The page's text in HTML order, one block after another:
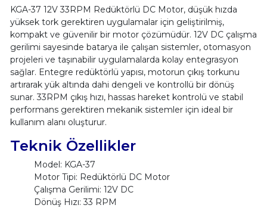
KGA-37 12V 33RPM Redüktörlü DC Motor, düşük hızda
yüksek tork gerektiren uygulamalar için geliştirilmiş,
kompakt ve güvenilir bir motor çözümüdür. 12V DC çalışma
gerilimi sayesinde batarya ile çalışan sistemler, otomasyon
projeleri ve taşınabilir uygulamalarda kolay entegrasyon
sağlar. Entegre redüktörlü yapısı, motorun çıkış torkunu
artırarak yük altında dahi dengeli ve kontrollü bir dönüş
sunar. 33RPM çıkış hızı, hassas hareket kontrolü ve stabil
performans gerektiren mekanik sistemler için ideal bir
kullanım alanı oluşturur.
Teknik Özellikler
Model: KGA-37
Motor Tipi: Redüktörlü DC Motor
Çalışma Gerilimi: 12V DC
Dönüş Hızı: 33 RPM